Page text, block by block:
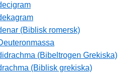
(Biblisk romersk)
(Bibeltrogen Grekiska)
(Biblisk grekiska)